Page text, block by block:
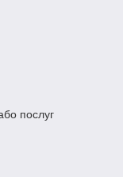
послуг